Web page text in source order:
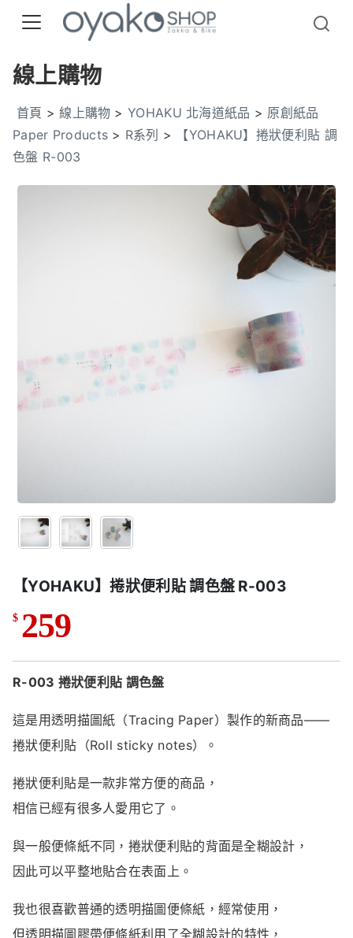
線上購物
首頁 >線上購物 >YOHAKU 北海道紙品 > 原創紙品
Paper Products > R系列 >
【YOHAKU】捲狀便利貼 調
色盤 R-003
【YOHAKU】捲狀便利貼 調色盤 R-003
$ 259
R-003 捲狀便利貼 調色盤
這是用透明描圖紙（Tracing Paper） 製作的新商品——
捲狀便利貼 （Roll sticky notes）。
捲狀便利貼是一款非常方便的商品，
相信已經有很多人愛用 它了。
與一般便條紙不同，捲狀便利貼的背面是全糊設計，
因此可以平整地貼合在表面上。
我也很喜歡普通的透明描圖便條紙， 經常使用，
但透明描圖 膠帶便條紙利用 了全糊設計的特性，